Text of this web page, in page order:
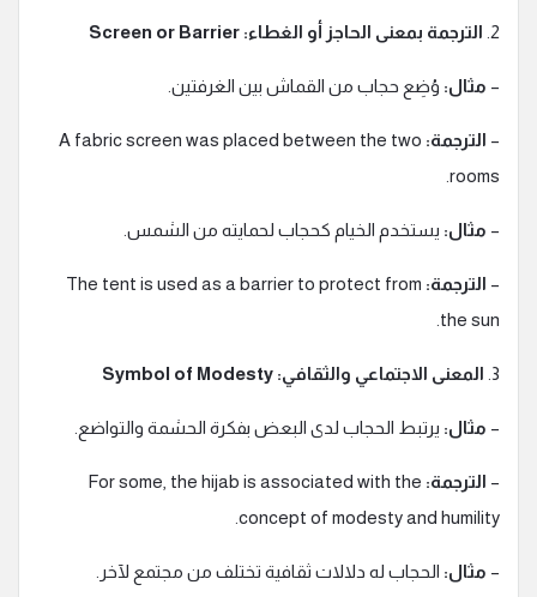
2. الترجمة بمعنى الحاجز أو الغطاء: Screen or Barrier
– مثال: وُضِع حجاب من القماش بين الغرفتين.
– الترجمة: A fabric screen was placed between the two
rooms.
– مثال: يستخدم الخيام كحجاب لحمايته من الشمس.
– الترجمة: The tent is used as a barrier to protect from
the sun.
3. المعنى الاجتماعي والثقافي: Symbol of Modesty
– مثال: يرتبط الحجاب لدى البعض بفكرة الحشمة والتواضع.
– الترجمة: For some, the hijab is associated with the
concept of modesty and humility.
– مثال: الحجاب له دلالات ثقافية تختلف من مجتمع لآخر.